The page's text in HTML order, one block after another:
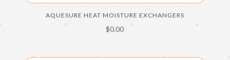
AQUESURE HEAT MOISTURE EXCHANGERS
$0.00